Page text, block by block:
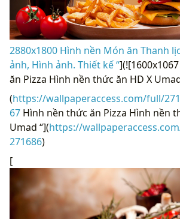
2880x1800 Hình nền Món ăn Thanh
ảnh, Hình ảnh. Thiết kế “
ăn Pizza Hình nền thức ăn HD X
(https://wallpaperaccess.com/full/
67 Hình nền thức ăn Pizza Hình nền
Umad “](https://
271686)
[